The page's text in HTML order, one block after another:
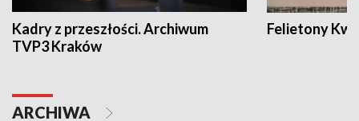
Kadry z przeszłości. Archiwum
TVP3 Kraków
Felietony
ARCHIWA